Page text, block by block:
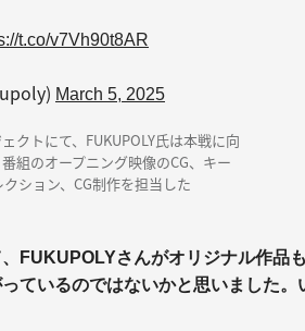
t.co/v7Vh90t8AR
March 5, 2025
クトにて、FUKUPOLY氏は本戦に向
組のオープニング映像のCG、キー
ション、CG制作を担当した
FUKUPOLYさんがオリジナル作品
ているのではないかと思いました。